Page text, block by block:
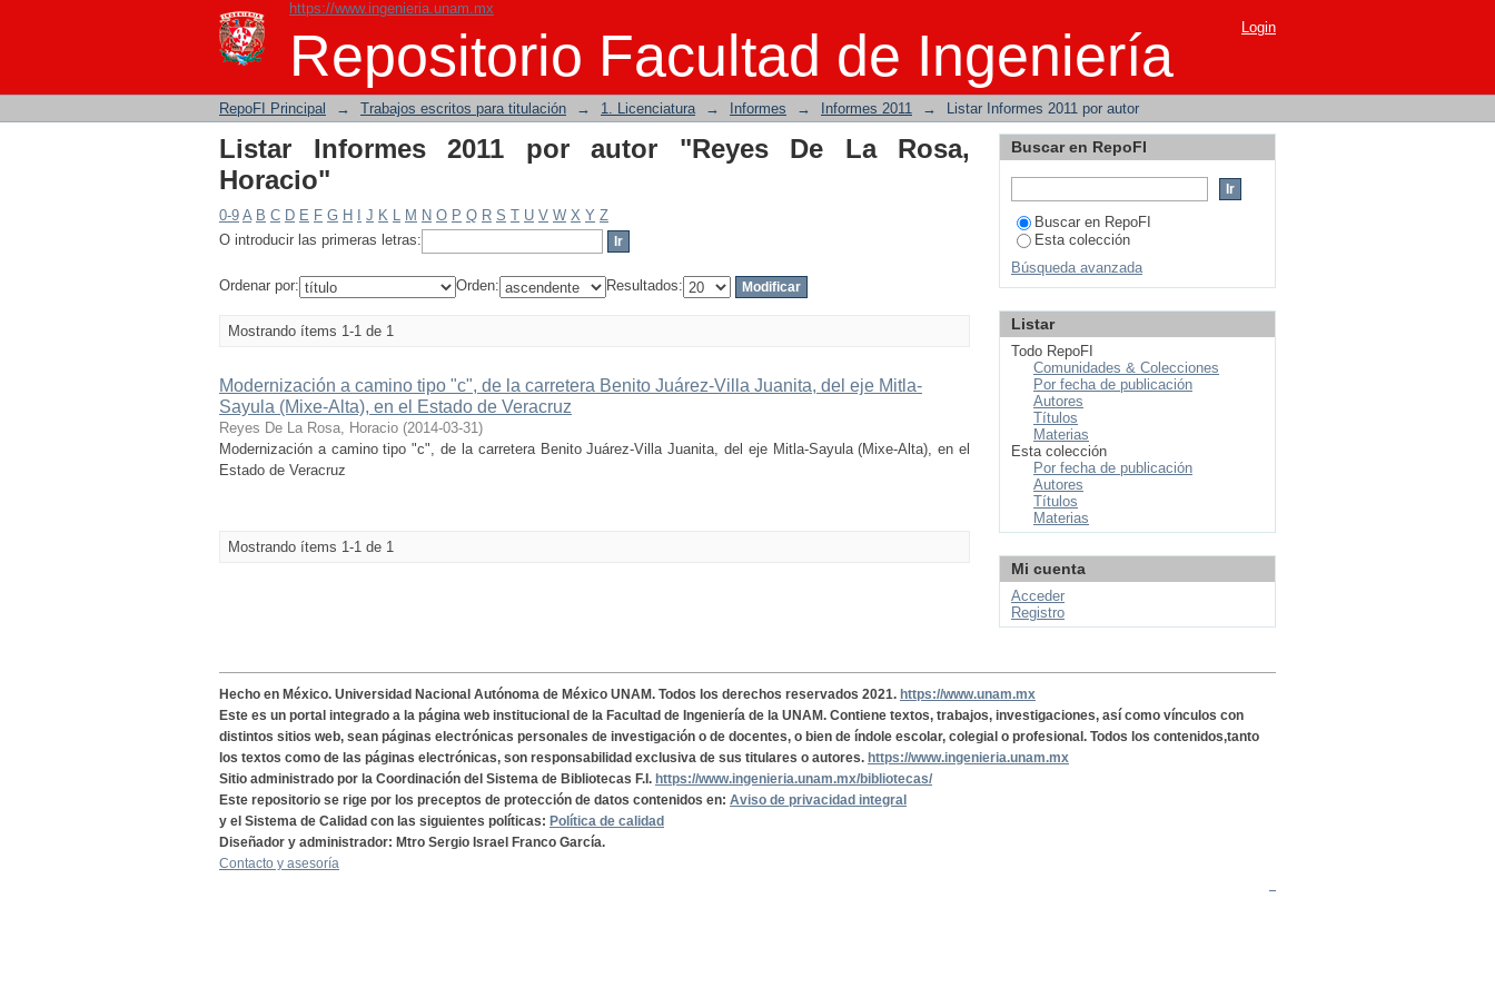
https://www.ingenieria.unam.mx
Repositorio Facultad de Ingeniería
Listar Informes 2011 por autor "Reyes De La Rosa, Horacio" Login
RepoFI Principal → Trabajos escritos para titulación → 1. Licenciatura → Informes → Informes 2011 → Listar Informes 2011 por autor
Listar Informes 2011 por autor "Reyes De La Rosa,
Horacio"
0-9 A B C D E F G H J K L M N O P Q R S T U V W X Y Z
O introducir las primeras letras:
Ordenar por: Orden: Resultados:
Mostrando ítems 1-1 de 1
Modernización a camino tipo "c", de la carretera Benito Juárez-Villa Juanita, del eje Mitla-
Sayula (Mixe-Alta), en el Estado de Veracruz
Reyes De La Rosa, Horacio (2014-03-31)
Modernización a camino tipo "c", de la carretera Benito Juárez-Villa Juanita, del eje Mitla-Sayula (Mixe-Alta), en el
Estado de Veracruz
Mostrando ítems 1-1 de 1
Buscar en RepoFI
Buscar en RepoFI
Esta colección
Búsqueda avanzada
Listar
Todo RepoFI
Comunidades & Colecciones
Por fecha de publicación
Autores
Títulos
Materias
Esta colección
Por fecha de publicación
Autores
Títulos
Materias
Mi cuenta
Acceder
Registro
Hecho en México. Universidad Nacional Autónoma de México UNAM. Todos los derechos reservados 2021. https://www.unam.mx
Este es un portal integrado a la página web institucional de la Facultad de Ingeniería de la UNAM. Contiene textos, trabajos, investigaciones, así como vínculos con
distintos sitios web, sean páginas electrónicas personales de investigación o de docentes, o bien de índole escolar, colegial o profesional. Todos los contenidos,tanto
los textos como de las páginas electrónicas, son responsabilidad exclusiva de sus titulares o autores. https://www.ingenieria.unam.mx
Sitio administrado por la Coordinación del Sistema de Bibliotecas F.I. https://www.ingenieria.unam.mx/bibliotecas/
Este repositorio se rige por los preceptos de protección de datos contenidos en: Aviso de privacidad integral
y el Sistema de Calidad con las siguientes políticas: Política de calidad
Diseñador y administrador: Mtro Sergio Israel Franco García.
Contacto y asesoría